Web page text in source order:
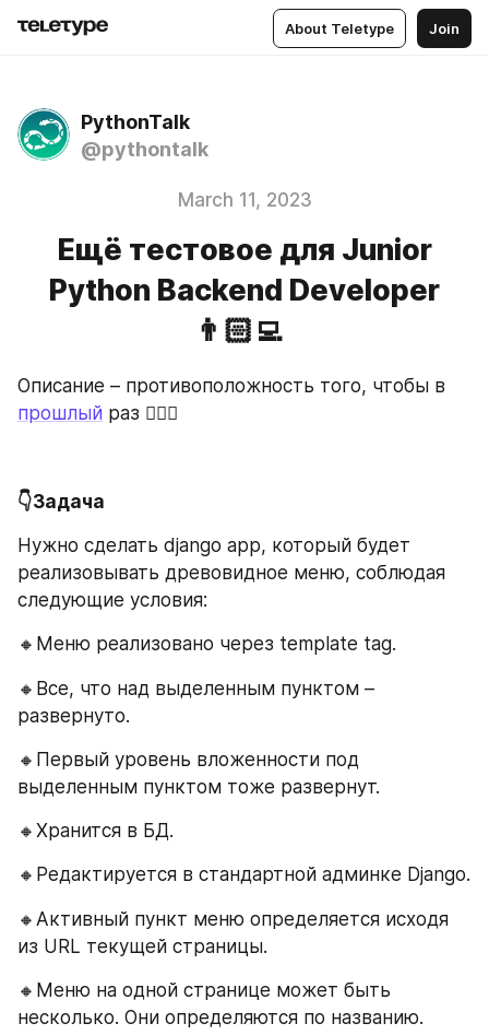
About Teletype Join
PythonTalk
@pythontalk
March 11, 2023
Ещё тестовое для Junior
Python Backend Developer
👨🏻‍💻
прошлый раз 🤷🏼‍♂️
👇Задача
Нужно сделать django app, который будет
реализовывать древовидное меню, соблюдая
следующие условия:
🔸Меню реализовано через template tag.
🔸Все, что над выделенным пунктом –
развернуто.
🔸Первый уровень вложенности под
выделенным пунктом тоже развернут.
🔸Хранится в БД.
🔸Редактируется в стандартной админке Django.
🔸Активный пункт меню определяется исходя
из URL текущей страницы.
🔸Меню на одной странице может быть
несколько. Они определяются по названию.